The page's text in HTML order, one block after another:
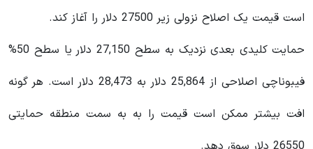
است قیمت یک اصلاح نزولی زیر 27500 دلار را آغاز کند.
حمایت کلیدی بعدی نزدیک به سطح 27,150 دلار یا سطح 50%
فیبوناچی اصلاحی از 25,864 دلار به 28,473 دلار است. هر گونه
افت بیشتر ممکن است قیمت را به به سمت منطقه حمایتی